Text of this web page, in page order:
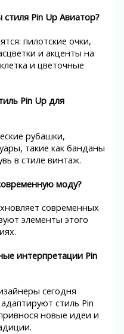
Pin Up Авиатор?
пилотские очки,
и акценты на
и цветочные
Pin Up для
рубашки,
такие как банданы
в стиле винтаж.
моду?
современных
элементы этого
интерпретации Pin
сегодня
стиль Pin
новые идеи и